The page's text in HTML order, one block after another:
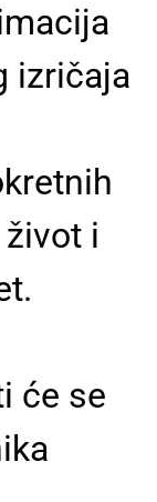
izričaja
i
će se